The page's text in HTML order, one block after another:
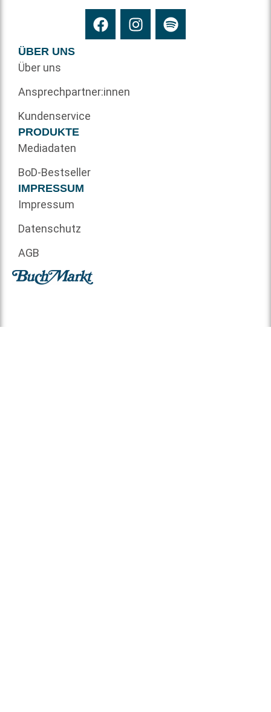
ÜBER UNS
Über uns
Ansprechpartner:innen
Kundenservice
PRODUKTE
Mediadaten
BoD-Bestseller
IMPRESSUM
Impressum
Datenschutz
AGB